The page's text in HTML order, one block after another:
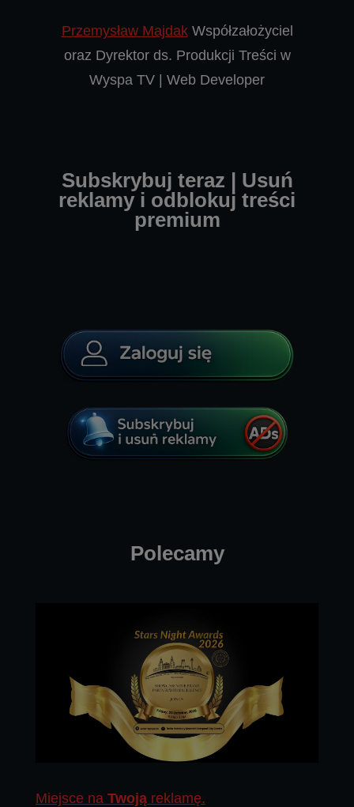
Przemysław MajdakWspółzałożyciel
oraz Dyrektor ds. Produkcji Treści w
Wyspa TV | Web Developer
Subskrybuj teraz | Usuń
reklamy i odblokuj treści
premium
Polecamy
Miejsce na Twoją reklamę.